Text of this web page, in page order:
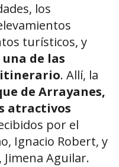
los
turísticos, y
de las
itinerario. Allí, la
de Arrayanes,
atractivos
por el
Ignacio Robert, y
Aguilar.